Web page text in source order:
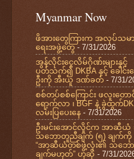
Myanmar Now
ဖိအားတွေကြားက အလုပ်သမ
ရေးအဖွဲ့တွေ- 7/31/2026
အွန်လိုင်းငွေလိမ်ဂိုဏ်းများနှင့်
ပတ်သက်၍ DKBA နှင့် ခေါင်း
ဦးကို အီးယူ ဒဏ်ခတ် - 7/31/
စစ်တပ်စစ်ကြောင်း ဖလူးတော
ရောက်လာ ၊ BGF နဲ့ ခွဲထွက်
လမ်းပြပေးနေ - 7/31/2026
ဦးမင်းအောင်လှိုင်က အာဆီ
သဘောတူညီချက် (၅) ချက်ကို
“အာဆီယံတစ်ဖွဲ့လုံး၏ သဘေ
ချက်မဟုတ်” ဟုဆို - 7/31/